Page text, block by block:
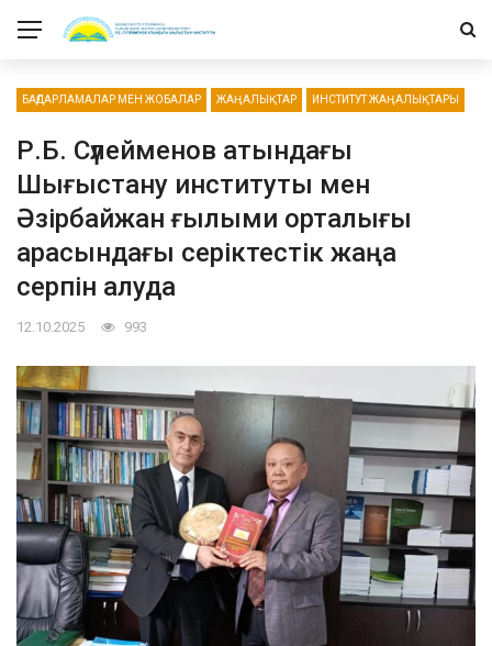
БАҒДАРЛАМАЛАР МЕН ЖОБАЛАР ЖАҢАЛЫҚТАР ИНСТИТУТ ЖАҢАЛЫҚТАРЫ
Р.Б. Сүлейменов атындағы
Шығыстану институты мен
Әзірбайжан ғылыми орталығы
арасындағы серіктестік жаңа
серпін алуда
12.10.2025 993